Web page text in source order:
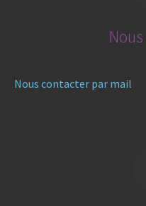
Nous contacter par mail